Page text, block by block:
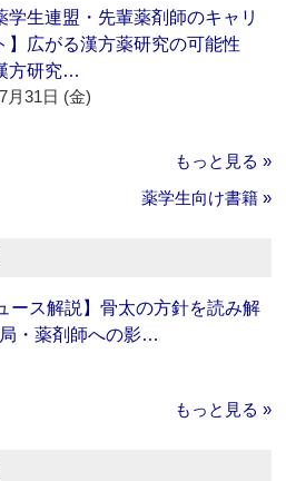
学生連盟・先輩薬剤師のキャリ
】広がる漢方薬研究の可能性
方研究…
月31日 (金)
もっと見る »
薬学生向け書籍 »
ース解説】骨太の方針を読み解
・薬剤師への影…
もっと見る »